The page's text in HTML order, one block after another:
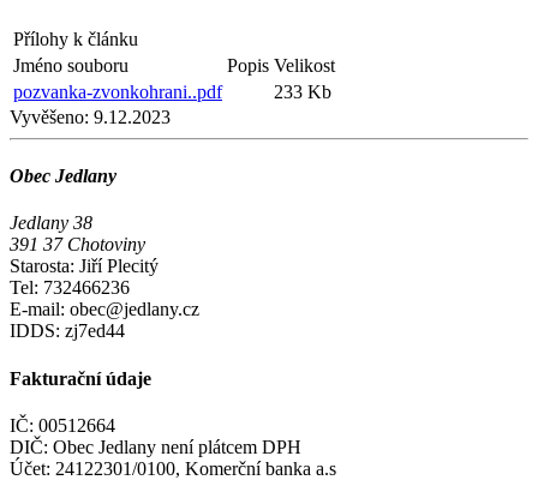
Přílohy k článku
Jméno souboru
Popis Velikost
pozvanka-zvonkohrani..pdf
233 Kb
Vyvěšeno: 9.12.2023
Obec Jedlany
Jedlany 38
391 37 Chotoviny
Starosta: Jiří Plecitý
Tel: 732466236
E-mail: obec@jedlany.cz
IDDS: zj7ed44
Fakturační údaje
IČ: 00512664
DIČ: Obec Jedlany není plátcem DPH
Účet: 24122301/0100, Komerční banka a.s